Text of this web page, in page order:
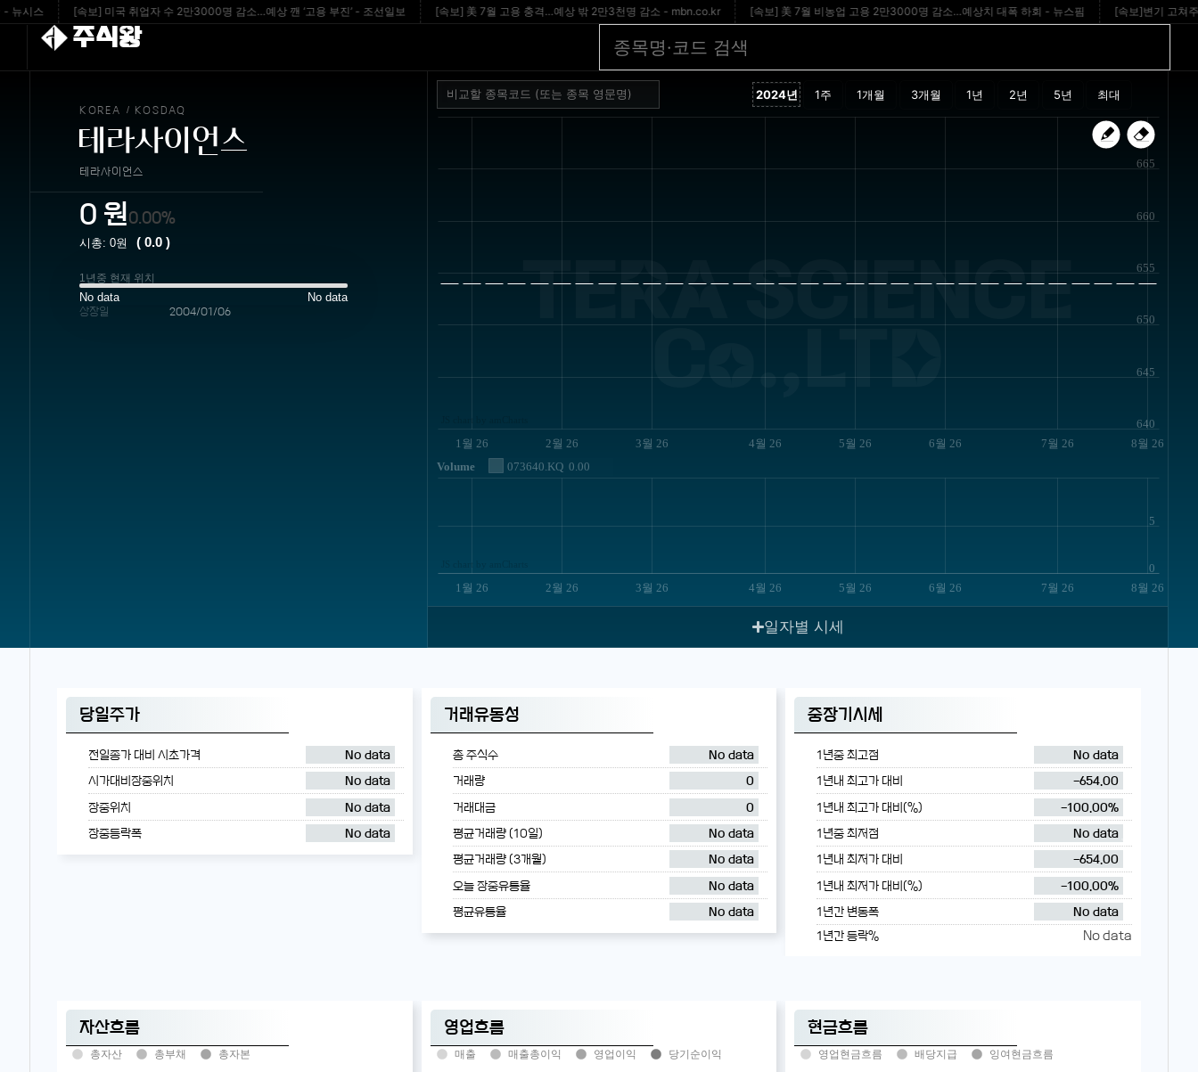
스 [속보] 미국 취업자 수 2만3000명 감소…예상 깬 ‘고용 부진’ - 조선일보 [속보] 美 7월 고용 충격…예상 밖 2만3천명 감소 - mbn.co.kr [속보] 美 7월 비농업 고용 2만3000명 감소…예상치 대폭 하회 - 뉴스핌 [속보]변기 고쳐주던
주식왕
KOREA / KOSDAQ
테라사이언스
테라사이언스
0 원0.00%
시총: 0원 ( 0.0 )
1년중 현재 위치
No data No data
상장일 2004/01/06 TERA SCIENCE
Co.,LTD
1월 26 2월 26 3월 26 4월 26 5월 26 6월 26 7월 26 8월 26
640
645
650
655
660
665
Volume 073640.KQ 0.00
1월 26 2월 26 3월 26 4월 26 5월 26 6월 26 7월 26 8월 26
0
5
일자별 시세
당일주가
전일종가 대비 시초가격
No data
시가대비장중위치
No data
장중위치
No data
장중등락폭
No data
거래유동성
총 주식수
No data
거래량
0
거래대금
0
평균거래량 (10일)
No data
평균거래량 (3개월)
No data
오늘 장중유통율
No data
평균유통율
No data
중장기시세
1년중 최고점
No data
1년내 최고가 대비
-654.00
1년내 최고가 대비(%)
-100.00%
1년중 최저점
No data
1년내 최저가 대비
-654.00
1년내 최저가 대비(%)
-100.00%
1년간 변동폭
No data
1년간 등락%
No data
자산흐름
총자산 총부채 총자본
영업흐름
매출 매출총이익 영업이익 당기순이익
현금흐름
영업현금흐름 배당지급 잉여현금흐름